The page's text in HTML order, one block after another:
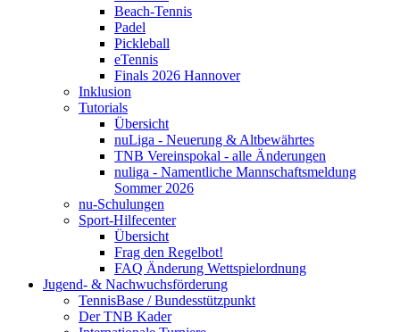
Beach-Tennis
Padel
Pickleball
eTennis
Finals 2026 Hannover
Inklusion
Tutorials
Übersicht
nuLiga - Neuerung & Altbewährtes
TNB Vereinspokal - alle Änderungen
nuliga - Namentliche Mannschaftsmeldung
Sommer 2026
nu-Schulungen
Sport-Hilfecenter
Übersicht
Frag den Regelbot!
FAQ Änderung Wettspielordnung
Jugend- & Nachwuchsförderung
TennisBase / Bundesstützpunkt
Der TNB Kader